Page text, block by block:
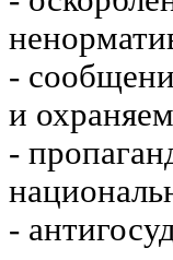
-
и
-
-